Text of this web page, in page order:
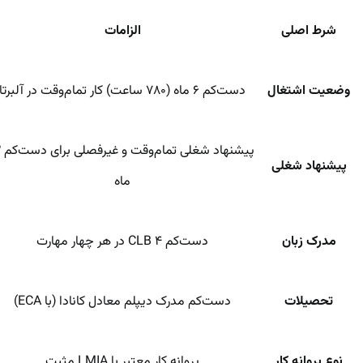
شرط اصلی الزامات
وضعیت اشتغال دست‌کم ۶ ماه (۷۸۰ ساعت) کار تمام‌وقت در آلبرتا
پیشنهاد شغلی
ماه
مدرک زبان دست‌کم CLB ۴ در هر چهار مهارت
تحصیلات دست‌کم مدرک دیپلم معادل کانادا (با ECA)